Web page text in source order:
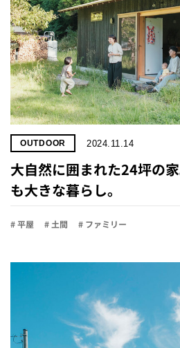
OUTDOOR 2024.11.14
大自然に囲まれた24坪の
も大きな暮らし。
# 平屋 # 土間 # ファミリー